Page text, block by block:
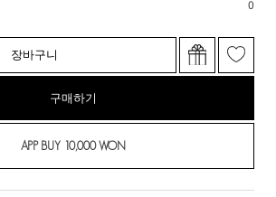
0
장바구니
구매하기